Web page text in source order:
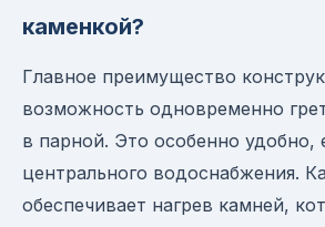
каменкой?
Главное преимущество
возможность одновременно
в парной. Это особенно удобно,
центрального водоснабжения.
обеспечивает нагрев камней,